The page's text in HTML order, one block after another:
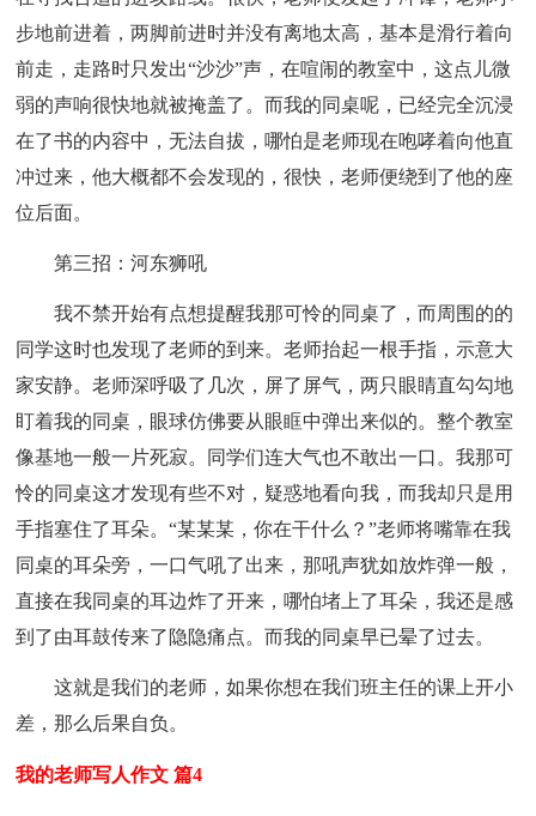
步地前进着，两脚前进时并没有离地太高，基本是滑行着向
前走，走路时只发出“沙沙”声，在喧闹的教室中，这点儿微
弱的声响很快地就被掩盖了。而我的同桌呢，已经完全沉浸
在了书的内容中，无法自拔，哪怕是老师现在咆哮着向他直
冲过来，他大概都不会发现的，很快，老师便绕到了他的座
位后面。
第三招：河东狮吼
我不禁开始有点想提醒我那可怜的同桌了，而周围的的
同学这时也发现了老师的到来。老师抬起一根手指，示意大
家安静。老师深呼吸了几次，屏了屏气，两只眼睛直勾勾地
盯着我的同桌，眼球仿佛要从眼眶中弹出来似的。整个教室
像基地一般一片死寂。同学们连大气也不敢出一口。我那可
怜的同桌这才发现有些不对，疑惑地看向我，而我却只是用
手指塞住了耳朵。“某某某，你在干什么？”老师将嘴靠在我
同桌的耳朵旁，一口气吼了出来，那吼声犹如放炸弹一般，
直接在我同桌的耳边炸了开来，哪怕堵上了耳朵，我还是感
到了由耳鼓传来了隐隐痛点。而我的同桌早已晕了过去。
这就是我们的老师，如果你想在我们班主任的课上开小
差，那么后果自负。
我的老师写人作文 篇4